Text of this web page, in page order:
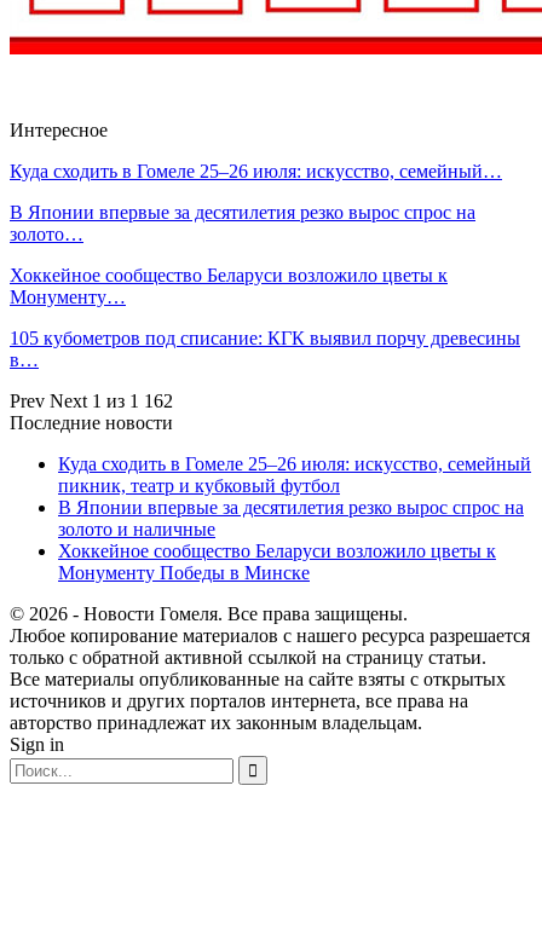
Интересное
Куда сходить в Гомеле 25–26 июля: искусство, семейный…
В Японии впервые за десятилетия резко вырос спрос на
золото…
Хоккейное сообщество Беларуси возложило цветы к
Монументу…
105 кубометров под списание: КГК выявил порчу древесины
в…
Prev Next 1 из 1 162
Последние новости
Куда сходить в Гомеле 25–26 июля: искусство, семейный
пикник, театр и кубковый футбол
В Японии впервые за десятилетия резко вырос спрос на
золото и наличные
Хоккейное сообщество Беларуси возложило цветы к
Монументу Победы в Минске
© 2026 - Новости Гомеля. Все права защищены.
Любое копирование материалов с нашего ресурса разрешается
только с обратной активной ссылкой на страницу статьи.
Все материалы опубликованные на сайте взяты с открытых
источников и других порталов интернета, все права на
авторство принадлежат их законным владельцам.
Sign in